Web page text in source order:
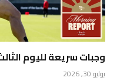
وجبات سريعة لليوم
يوليو 30, 2026